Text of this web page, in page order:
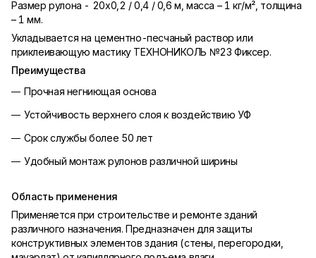
Размер рулона - 20х0,2 / 0,4 / 0,6 м, масса – 1 кг/м², толщина
– 1 мм.
Укладывается на цементно-песчаный раствор или
приклеивающую мастику ТЕХНОНИКОЛЬ №23 Фиксер.
Преимущества
Прочная негниющая основа
Устойчивость верхнего слоя к воздействию УФ
Срок службы более 50 лет
Удобный монтаж рулонов различной ширины
Область применения
Применяется при строительстве и ремонте зданий
различного назначения. Предназначен для защиты
конструктивных элементов здания (стены, перегородки,